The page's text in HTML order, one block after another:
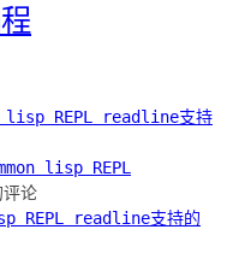
lisp REPL readline支持
lisp REPL
评论
REPL readline支持的